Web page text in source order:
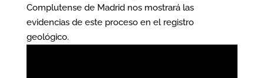
Complutense de Madrid nos mostrará las
evidencias de este proceso en el registro
geológico.